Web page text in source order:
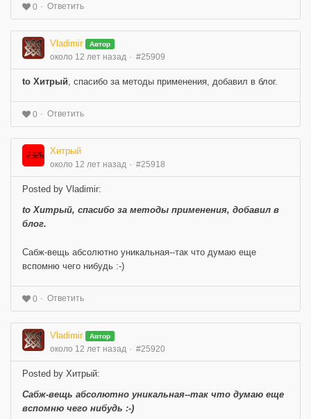
0 Ответить
Vladimir Автор
около 12 лет назад #25909
to Хитрый, спасибо за методы применения, добавил в блог.
0 Ответить
Хитрый
около 12 лет назад #25918
Posted by Vladimir:
to Хитрый, спасибо за методы применения, добавил в
блог.
Сабж-вещь абсолютно уникальная--так что думаю еще
вспомню чего нибудь :-)
0 Ответить
Vladimir Автор
около 12 лет назад #25920
Posted by Хитрый:
Сабж-вещь абсолютно уникальная--так что думаю еще
вспомню чего нибудь :-)